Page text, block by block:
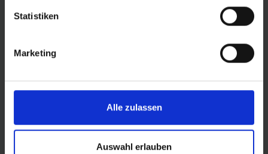
Statistiken
Marketing
Alle zulassen
Auswahl erlauben